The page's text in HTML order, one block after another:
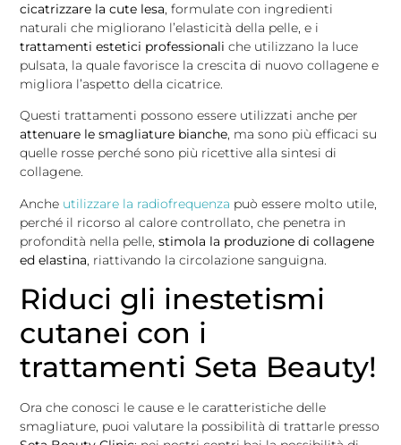
cicatrizzare la cute lesa, formulate con ingredienti
naturali che migliorano l’elasticità della pelle, e i
trattamenti estetici professionali che utilizzano la luce
pulsata, la quale favorisce la crescita di nuovo collagene e
migliora l’aspetto della cicatrice.
Questi trattamenti possono essere utilizzati anche per
attenuare le smagliature bianche, ma sono più efficaci su
quelle rosse perché sono più ricettive alla sintesi di
collagene.
Anche utilizzare la radiofrequenza può essere molto utile,
perché il ricorso al calore controllato, che penetra in
profondità nella pelle,stimola la produzione di collagene
ed elastina, riattivando la circolazione sanguigna.
Riduci gli inestetismi
cutanei con i
trattamenti Seta Beauty!
Ora che conosci le cause e le caratteristiche delle
smagliature, puoi valutare la possibilità di trattarle presso